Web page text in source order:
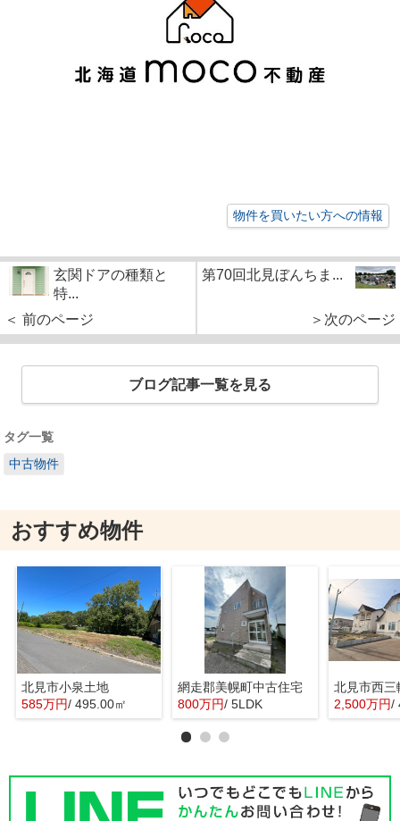
物件を買いたい方への情報
玄関ドアの種類と
特...
＜ 前のページ
第70回北見ぼんちま...
＞次のページ
ブログ記事一覧を見る
タグ一覧
中古物件
おすすめ物件
北見市小泉土地
585万円/ 495.00㎡
網走郡美幌町中古住宅
800万円/ 5LDK
北見市西三
2,500万円/